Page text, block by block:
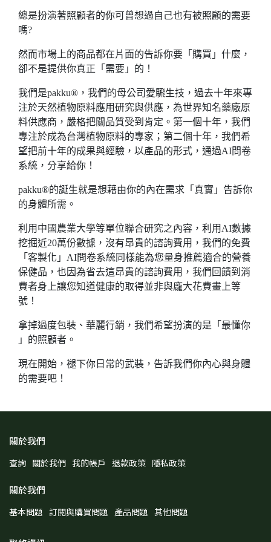
總是扮演著照顧者的你可曾想過自己也有被照顧的需要
嗎?
然而市場上的商品都在片面的告訴你要「購買」什麼，
卻不是提供你真正「需要」的！
我們是pakku®，我們的母公司愛騛生技，過去十年來專
注於天然植物原料應用研究與供應，為世界知名藥廠原
料供應商，嚴格把關品質受到肯定。第一個十年，我們
專注於成為台灣植物原料的專家；第二個十年，我們希
望把前十年的成果與經驗，以產品的形式，通過AI問卷
系統，分享給你！
pakku®的誕生就是想藉由你的內在需求「真實」告訴你
的身體所需。
利用中國農業大學等單位聯合研究之內容，利用AI數據
挖掘近20萬份數據，沒有昂貴的諮詢費用，我們的免費
「客製化」AI問卷系統同樣能為您量身推薦適合的營養
保健品，也因為省去這昂貴的諮詢費用，我們回饋到消
費者身上讓您知道健康的取得並非與龐大花費畫上等
號！
拿掉過度包裝、華麗行銷，我們希望扮演的是「最懂你
」的照顧者。
現在開始，褪下你日常的武裝，告訴我們你內心與身體
的需要吧！
關於我們
查詢 關於我們 我的帳戶 退款政策 隱私政策
關於我們
基本問題 訂閱與購買問題 產品問題 其他問題